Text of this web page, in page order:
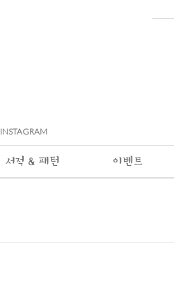
INSTAGRAM
서적 & 패턴 이벤트